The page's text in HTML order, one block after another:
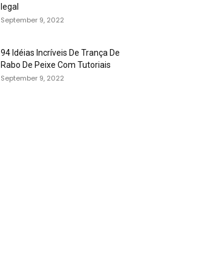
legal
September 9, 2022
94 Idéias Incríveis De Trança De
Rabo De Peixe Com Tutoriais
September 9, 2022